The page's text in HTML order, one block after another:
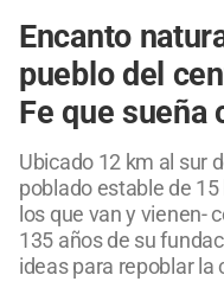
Encanto
pueblo del
Fe que sueña
Ubicado 12 km al sur
poblado estable de
los que van y vienen-
135 años de su
ideas para repoblar la